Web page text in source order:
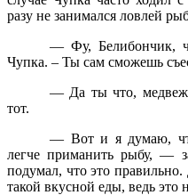
разу не занимался ловлей
— Фу, Белибончик,
Чупка. – Ты сам сможешь
— Да ты что,
тот.
— Вот и я думаю,
легче приманить рыбу, —
подумал, что это правильно.
такой вкусной еды, ведь это